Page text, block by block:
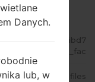
xp_fac
4 files
Danych.
lub, w